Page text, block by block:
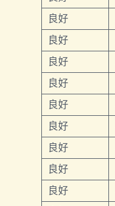
良好
良好
良好
良好
良好
良好
良好
良好
良好